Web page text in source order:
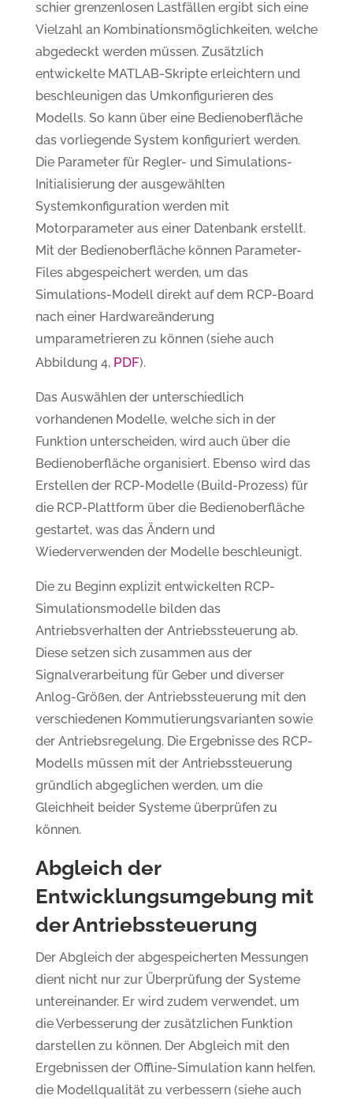
schier grenzenlosen Lastfällen ergibt sich eine
Vielzahl an Kombinationsmöglichkeiten, welche
abgedeckt werden müssen. Zusätzlich
entwickelte MATLAB-Skripte erleichtern und
beschleunigen das Umkonfigurieren des
Modells. So kann über eine Bedienoberfläche
das vorliegende System konfiguriert werden.
Die Parameter für Regler- und Simulations-
Initialisierung der ausgewählten
Systemkonfiguration werden mit
Motorparameter aus einer Datenbank erstellt.
Mit der Bedienoberfläche können Parameter-
Files abgespeichert werden, um das
Simulations-Modell direkt auf dem RCP-Board
nach einer Hardwareänderung
umparametrieren zu können (siehe auch
Abbildung 4, PDF).
Das Auswählen der unterschiedlich
vorhandenen Modelle, welche sich in der
Funktion unterscheiden, wird auch über die
Bedienoberfläche organisiert. Ebenso wird das
Erstellen der RCP-Modelle (Build-Prozess) für
die RCP-Plattform über die Bedienoberfläche
gestartet, was das Ändern und
Wiederverwenden der Modelle beschleunigt.
Die zu Beginn explizit entwickelten RCP-
Simulationsmodelle bilden das
Antriebsverhalten der Antriebssteuerung ab.
Diese setzen sich zusammen aus der
Signalverarbeitung für Geber und diverser
Anlog-Größen, der Antriebssteuerung mit den
verschiedenen Kommutierungsvarianten sowie
der Antriebsregelung. Die Ergebnisse des RCP-
Modells müssen mit der Antriebssteuerung
gründlich abgeglichen werden, um die
Gleichheit beider Systeme überprüfen zu
können.
Abgleich der
Entwicklungsumgebung mit
der Antriebssteuerung
Der Abgleich der abgespeicherten Messungen
dient nicht nur zur Überprüfung der Systeme
untereinander. Er wird zudem verwendet, um
die Verbesserung der zusätzlichen Funktion
darstellen zu können. Der Abgleich mit den
Ergebnissen der Offline-Simulation kann helfen,
die Modellqualität zu verbessern (siehe auch